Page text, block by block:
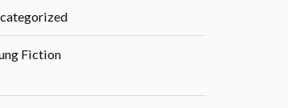
Fiction